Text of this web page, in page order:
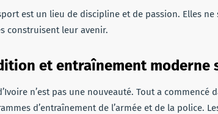
est un lieu de discipline et de passion. Elles
construisent leur avenir.
et entraînement moderne
n’est pas une nouveauté. Tout a
d’entraînement de l’armée et de la police.